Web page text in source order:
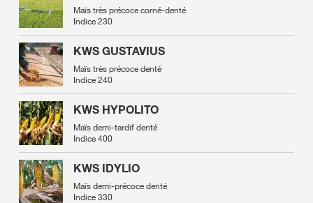
Maïs très précoce corné-denté
Indice 230
KWS GUSTAVIUS
Maïs très précoce denté
Indice 240
KWS HYPOLITO
Maïs demi-tardif denté
Indice 400
KWS IDYLIO
Maïs demi-précoce denté
Indice 330